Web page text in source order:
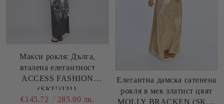
Макси рокля: Дълга,
вталена елегантност
ACCESS FASHION
(SKU)3311
€145.72 285.00 лв.
Елегантна дамска сатенена
рокля в мек златист цвят
MOLLY BRACKEN (SKU)